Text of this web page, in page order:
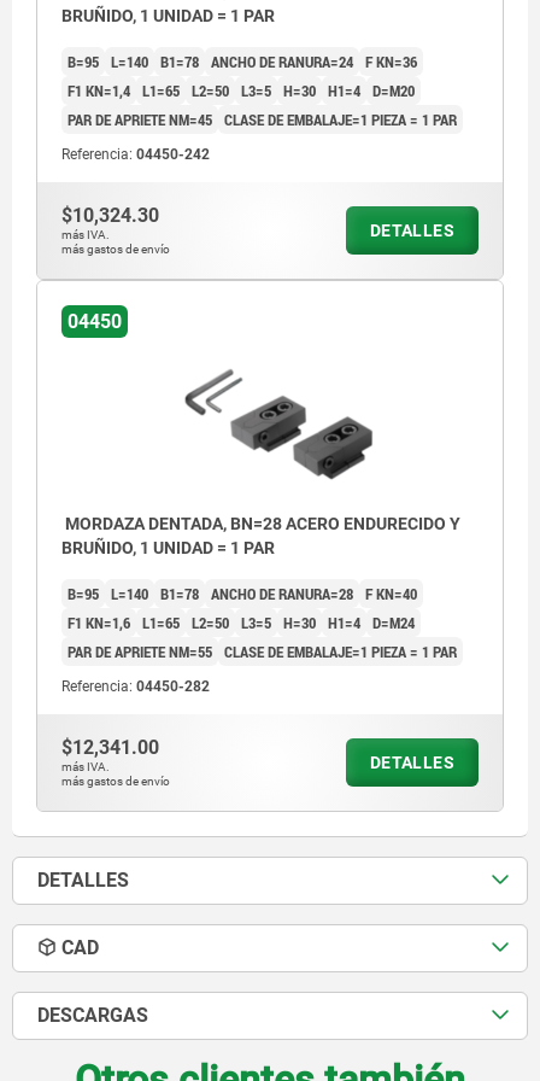
BRUÑIDO, 1 UNIDAD = 1 PAR
B=95 L=140 B1=78 ANCHO DE RANURA=24 F KN=36
F1 KN=1,4 L1=65 L2=50 L3=5 H=30 H1=4 D=M20
PAR DE APRIETE NM=45 CLASE DE EMBALAJE=1 PIEZA = 1 PAR
Referencia: 04450-242
$10,324.30
más IVA.
más gastos de envío
DETALLES
04450
MORDAZA DENTADA, BN=28 ACERO ENDURECIDO Y
BRUÑIDO, 1 UNIDAD = 1 PAR
B=95 L=140 B1=78 ANCHO DE RANURA=28 F KN=40
F1 KN=1,6 L1=65 L2=50 L3=5 H=30 H1=4 D=M24
PAR DE APRIETE NM=55 CLASE DE EMBALAJE=1 PIEZA = 1 PAR
Referencia: 04450-282
$12,341.00
más IVA.
más gastos de envío
DETALLES
DETALLES
CAD
DESCARGAS